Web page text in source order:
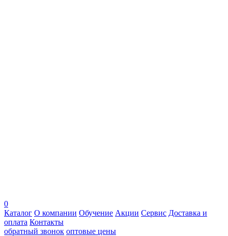
0
Каталог О компании Обучение Акции Сервис Доставка и
оплата Контакты
обратный звонок оптовые цены